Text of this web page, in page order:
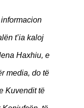
t’ia kaloj
Haxhiu, e
media, do të
Kuvendit të